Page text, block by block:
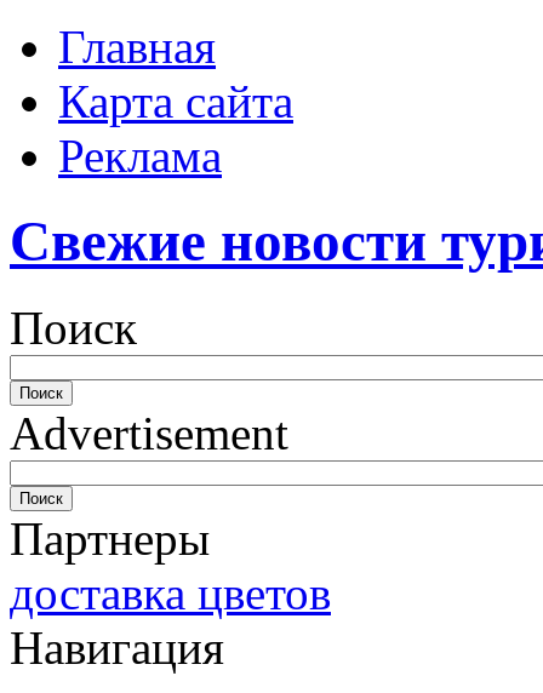
Главная
Карта сайта
Реклама
Свежие новости
Поиск
Advertisement
Партнеры
доставка цветов
Навигация